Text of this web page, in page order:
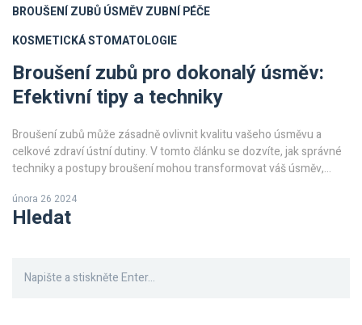
BROUŠENÍ ZUBŮÚSMĚVZUBNÍ PÉČE
KOSMETICKÁ STOMATOLOGIE
Broušení zubů pro dokonalý úsměv:
Efektivní tipy a techniky
Broušení zubů může zásadně ovlivnit kvalitu vašeho úsměvu a
celkové zdraví ústní dutiny. V tomto článku se dozvíte, jak správné
techniky a postupy broušení mohou transformovat váš úsměv,
chrupem. Nabízíme ucelený přehled od doporučení odborníků po
praktické tipy na domácí péči, které vám pomohou dosáhnout
února 26 2024
Hledat